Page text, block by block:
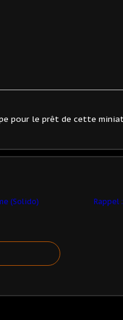
pour le prêt de cette
(Solido) Rappel